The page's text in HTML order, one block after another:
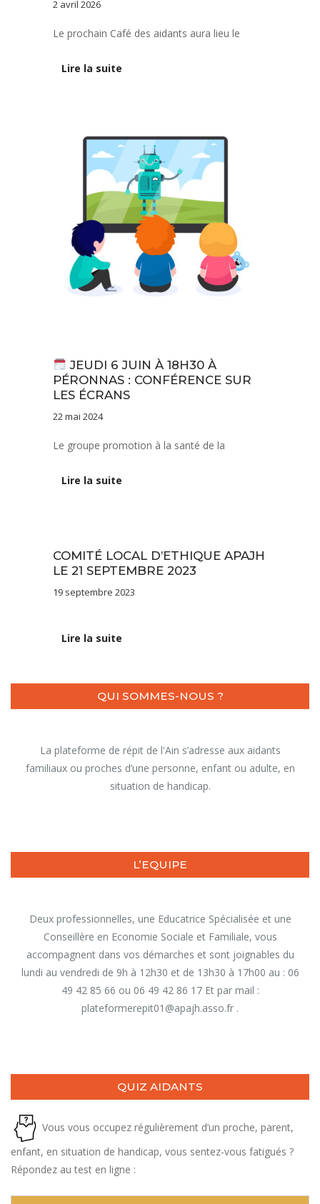
2 avril 2026
Le prochain Café des aidants aura lieu le
Lire la suite
JEUDI 6 JUIN À 18H30 À
PÉRONNAS : CONFÉRENCE SUR
LES ÉCRANS
22 mai 2024
Le groupe promotion à la santé de la
Lire la suite
COMITÉ LOCAL D’ETHIQUE APAJH
LE 21 SEPTEMBRE 2023
19 septembre 2023
Lire la suite
QUI SOMMES-NOUS ?
La plateforme de répit de l'Ain s’adresse aux aidants
familiaux ou proches d’une personne, enfant ou adulte, en
situation de handicap.
L’EQUIPE
Deux professionnelles, une Educatrice Spécialisée et une
Conseillère en Economie Sociale et Familiale, vous
accompagnent dans vos démarches et sont joignables du
lundi au vendredi de 9h à 12h30 et de 13h30 à 17h00 au : 06
49 42 85 66 ou 06 49 42 86 17 Et par mail :
plateformerepit01@apajh.asso.fr .
QUIZ AIDANTS
Vous vous occupez régulièrement d’un proche, parent,
enfant, en situation de handicap, vous sentez-vous fatigués ?
Répondez au test en ligne :